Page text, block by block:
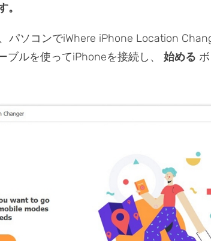
。
パソコンでiWhere iPhone Location
ブルを使ってiPhoneを接続し、 始める